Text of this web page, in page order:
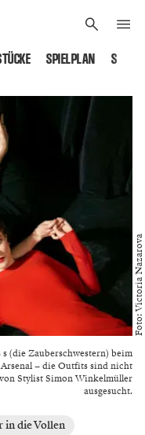
SPIELPLAN
(die Zauberschwestern) beim
– die Outfits sind nicht
Stylist Simon Winkelmüller
ausgesucht.
Foto: Victoria Nazarova
in die Vollen